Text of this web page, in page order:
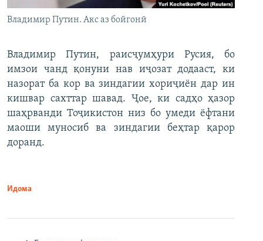
Владимир Путин. Акс аз бойгонӣ
Владимир Путин, раисҷумҳури Русия, бо
имзои чанд қонуни нав иҷозат додааст, ки
назорат ба кор ва зиндагии хориҷиён дар ин
кишвар сахттар шавад. Ҷое, ки садҳо ҳазор
шаҳрванди Тоҷикистон низ бо умеди ёфтани
маоши муносиб ва зиндагии беҳтар қарор
доранд.
Идома